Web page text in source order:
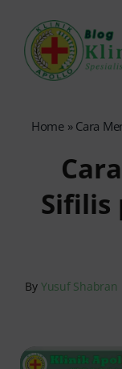
content
0821-1099-9870
for:
Home» Cara
Sifilis
By Yusuf Shabran